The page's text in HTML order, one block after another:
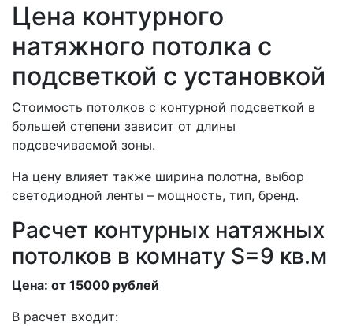
Цена контурного
натяжного потолка с
подсветкой с установкой
Стоимость потолков с контурной подсветкой в
большей степени зависит от длины
подсвечиваемой зоны.
На цену влияет также ширина полотна, выбор
светодиодной ленты – мощность, тип, бренд.
Расчет контурных натяжных
потолков в комнату S=9 кв.м
Цена: от 15000 рублей
В расчет входит: